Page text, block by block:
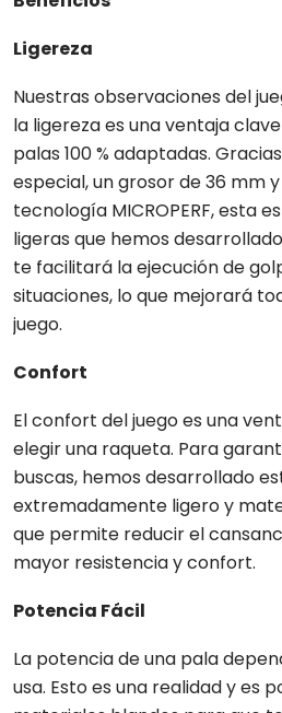
Ligereza
Nuestras observaciones del
la ligereza es una ventaja
palas 100 % adaptadas.
especial, un grosor de 36 mm
tecnología MICROPERF, esta
ligeras que hemos
te facilitará la ejecución de
situaciones, lo que mejorará
juego.
Confort
El confort del juego es una
elegir una raqueta. Para
buscas, hemos desarrollado
extremadamente ligero y
que permite reducir el
mayor resistencia y confort.
Potencia Fácil
La potencia de una pala
usa. Esto es una realidad y es